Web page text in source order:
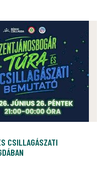
CSILLAGÁSZATI